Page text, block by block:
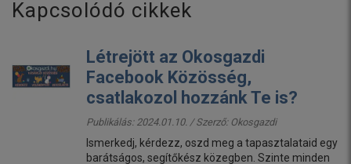
Kapcsolódó cikkek
Létrejött az Okosgazdi
Facebook Közösség,
csatlakozol hozzánk Te is?
Publikálás: 2024.01.10. / Szerző: Okosgazdi
Ismerkedj, kérdezz, oszd meg a tapasztalataid egy
barátságos, segítőkész közegben. Szinte minden